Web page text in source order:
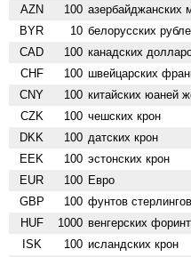
AZN 100 азербайджанских
BYR 10 белорусских
CAD 100 канадских
CHF 100 швейцарских
CNY 100 китайских юаней
CZK 100 чешских крон
DKK 100 датских крон
EEK 100 эстонских крон
EUR 100 Евро
GBP 100 фунтов
HUF 1000 венгерских
ISK 100 исландских крон